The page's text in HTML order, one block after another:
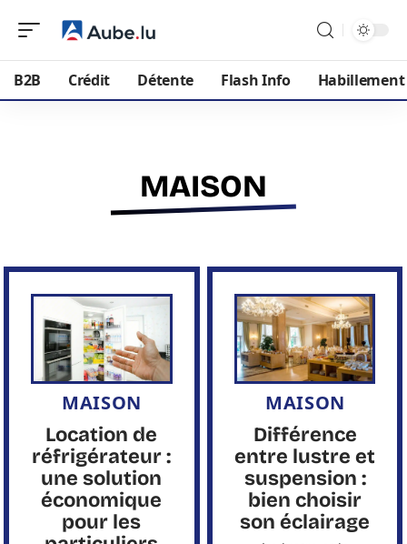
B2B Crédit Détente Flash Info Habillement
MAISON
MAISON
Location de
réfrigérateur :
une solution
économique
pour les
MAISON
Différence
entre lustre et
suspension :
bien choisir
son éclairage